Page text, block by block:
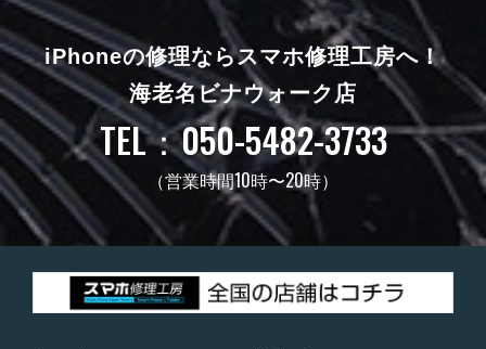
iPhoneの修理ならスマホ修理工房へ！
海老名ビナウォーク店
TEL：050-5482-3733
（営業時間10時〜20時）